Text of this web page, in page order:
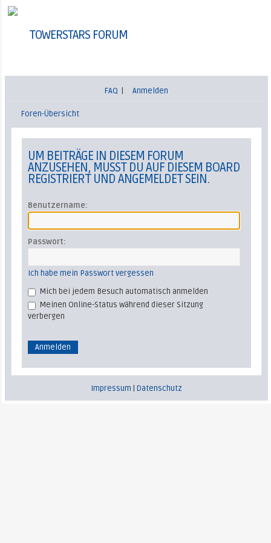
TOWERSTARS FORUM
FAQ Anmelden
Foren-Übersicht
UM BEITRÄGE IN DIESEM FORUM
ANZUSEHEN, MUSST DU AUF DIESEM BOARD
REGISTRIERT UND ANGEMELDET SEIN.
Benutzername:
Passwort:
Ich habe mein Passwort vergessen
Mich bei jedem Besuch automatisch anmelden
Meinen Online-Status während dieser Sitzung
verbergen
Impressum |Datenschutz